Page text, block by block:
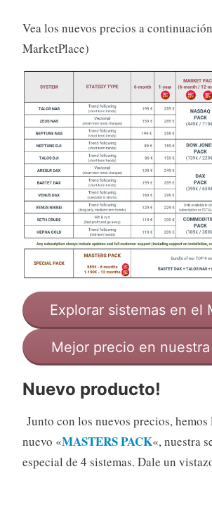
Vea los nuevos precios a
MarketPlace)
Explorar sistemas en el
Mejor precio en
Nuevo producto!
Junto con los nuevos precios, hemos
nuevo «MASTERS PACK«, nuestra
especial de 4 sistemas. Dale un